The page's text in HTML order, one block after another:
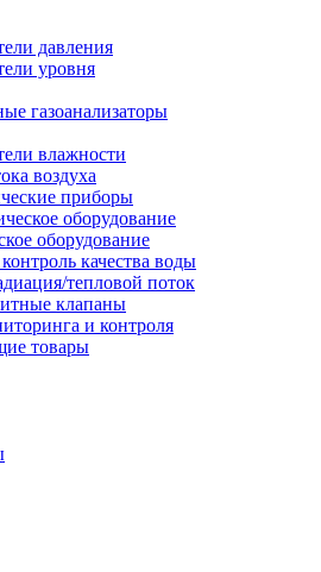
давления
уровня
газоанализаторы
влажности
воздуха
приборы
оборудование
оборудование
качества воды
тепловой поток
клапаны
и контроля
товары